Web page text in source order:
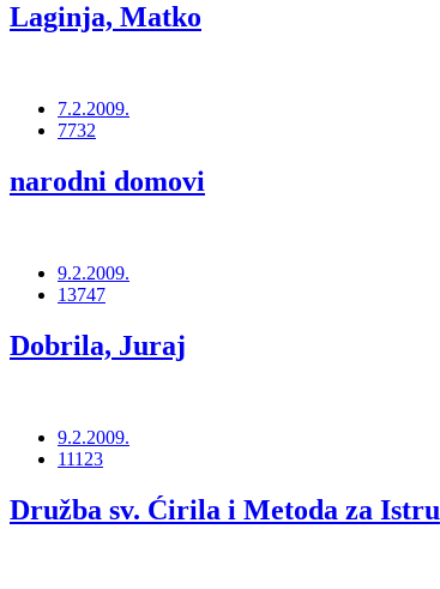
Laginja, Matko
7.2.2009.
7732
narodni domovi
9.2.2009.
13747
Dobrila, Juraj
9.2.2009.
11123
Družba sv. Ćirila i Metoda za Istru